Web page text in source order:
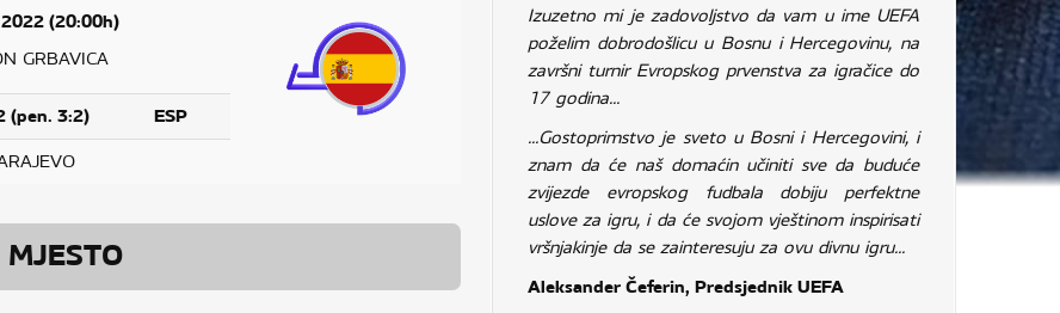
(20:00h)
GRBAVICA
(pen. 3:2) ESP
Izuzetno mi je zadovoljstvo da vam u ime UEFA
poželim dobrodošlicu u Bosnu i Hercegovinu, na
završni turnir Evropskog prvenstva za igračice do
17 godina...
...Gostoprimstvo je sveto u Bosni i Hercegovini, i
znam da će naš domaćin učiniti sve da buduće
zvijezde evropskog fudbala dobiju perfektne
uslove za igru, i da će svojom vještinom inspirisati
vršnjakinje da se zainteresuju za ovu divnu igru...
Aleksander Čeferin, Predsjednik UEFA